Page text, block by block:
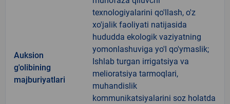
Auksion
g'olibining
majburiyatlari
texnologiyalarini qo'llash, o'z
xo'jalik faoliyati natijasida
hududda ekologik vaziyatning
yomonlashuviga yo'l qo'ymaslik;
Ishlab turgan irrigatsiya va
melioratsiya tarmoqlari,
muhandislik
kommunikatsiyalarini soz holatda